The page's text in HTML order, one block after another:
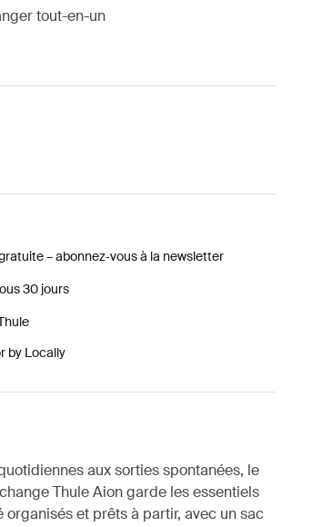
tout-en-un
backpack Noir (selected)
– abonnez‑vous à la newsletter
30 jours
by Locally
aux sorties spontanées, le
Thule Aion garde les essentiels
organisés et prêts à partir, avec un sac